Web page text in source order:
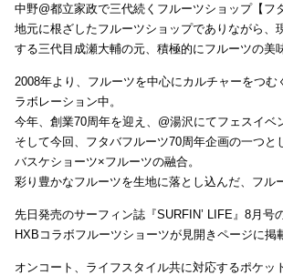
中野@都立家政で三代続くフルーツショップ【フ
地元に根ざしたフルーツショップでありながら
する三代目成瀬大輔の元、積極的にフルーツの美
2008年より、フルーツを中心にカルチャーをつ
ラボレーション中。
今年、創業70周年を迎え、@湯沢にてフェスイ
そして今回、フタバフルーツ70周年企画の一つ
バスケショーツ×フルーツの融合。
彩り豊かなフルーツを生地に落とし込んだ、フル
先日発売のサーフィン誌『SURFIN’ LIFE』8月
HXBコラボフルーツショーツが見開きページに掲
オンコート、ライフスタイル共に対応するポケッ